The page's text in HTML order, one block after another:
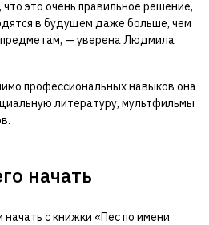
это очень правильное решение,
в будущем даже больше, чем
предметам, — уверена Людмила
профессиональных навыков она
литературу, мультфильмы
начать
с книжки «Пес по имени